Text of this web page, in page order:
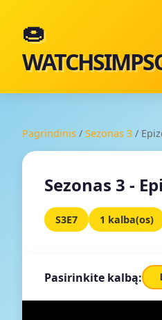
🍩
Pagrindinis / Sezonas 3 /
Sezonas 3 -
S3E7 1 kalba(os)
Pasirinkite kalbą: